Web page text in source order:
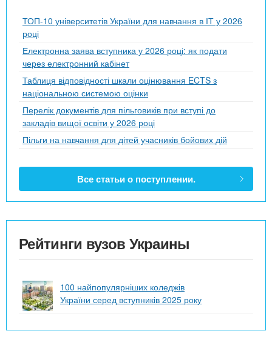
ТОП-10 університетів України для навчання в ІТ у 2026
році
Електронна заява вступника у 2026 році: як подати
через електронний кабінет
Таблиця відповідності шкали оцінювання ECTS з
національною системою оцінки
Перелік документів для пільговиків при вступі до
закладів вищої освіти у 2026 році
Пільги на навчання для дітей учасників бойових дій
Все статьи о поступлении.
Рейтинги вузов Украины
100 найпопулярніших коледжів
України серед вступників 2025 року